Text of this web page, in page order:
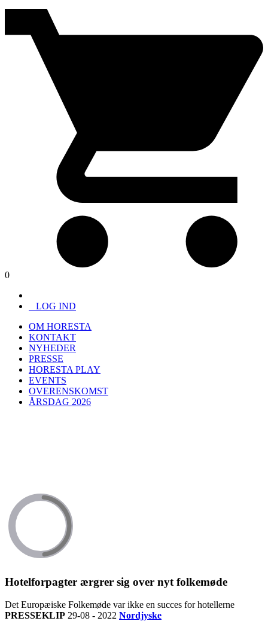
0
LOG IND
OM HORESTA
KONTAKT
NYHEDER
PRESSE
HORESTA PLAY
EVENTS
OVERENSKOMST
ÅRSDAG 2026
Hotelforpagter ærgrer sig over nyt folkemøde
Det Europæiske Folkemøde var ikke en succes for hotellerne
PRESSEKLIP 29-08 - 2022 Nordjyske